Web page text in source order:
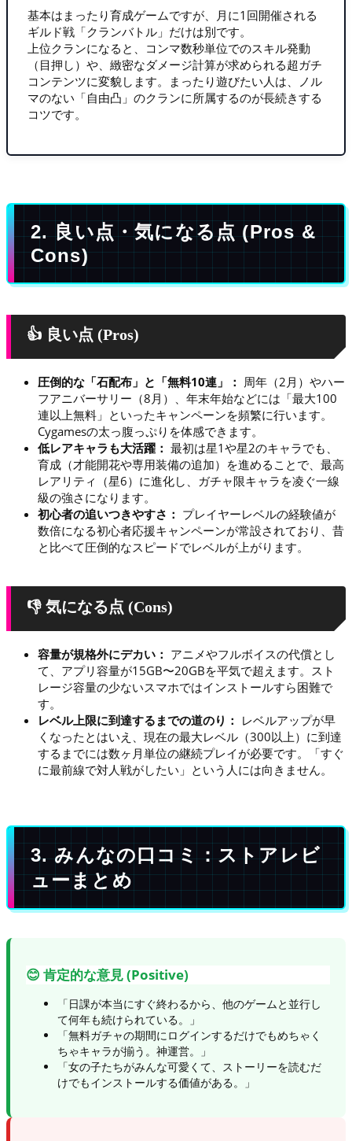
基本はまったり育成ゲームですが、月に1回開催される
ギルド戦「クランバトル」だけは別です。
上位クランになると、コンマ数秒単位でのスキル発動
（目押し）や、緻密なダメージ計算が求められる超ガチ
コンテンツに変貌します。まったり遊びたい人は、ノル
マのない「自由凸」のクランに所属するのが長続きする
コツです。
2. 良い点・気になる点 (Pros &
Cons)
👍 良い点 (Pros)
圧倒的な「石配布」と「無料10連」： 周年（2月）やハー
フアニバーサリー（8月）、年末年始などには「最大100
連以上無料」といったキャンペーンを頻繁に行います。
Cygamesの太っ腹っぷりを体感できます。
低レアキャラも大活躍： 最初は星1や星2のキャラでも、
育成（才能開花や専用装備の追加）を進めることで、最高
レアリティ（星6）に進化し、ガチャ限キャラを凌ぐ一線
級の強さになります。
初心者の追いつきやすさ： プレイヤーレベルの経験値が
数倍になる初心者応援キャンペーンが常設されており、昔
と比べて圧倒的なスピードでレベルが上がります。
👎 気になる点 (Cons)
容量が規格外にデカい： アニメやフルボイスの代償とし
て、アプリ容量が15GB〜20GBを平気で超えます。スト
レージ容量の少ないスマホではインストールすら困難で
す。
レベル上限に到達するまでの道のり： レベルアップが早
くなったとはいえ、現在の最大レベル（300以上）に到達
するまでには数ヶ月単位の継続プレイが必要です。「すぐ
に最前線で対人戦がしたい」という人には向きません。
3. みんなの口コミ：ストアレビ
ューまとめ
😊 肯定的な意見 (Positive)
「日課が本当にすぐ終わるから、他のゲームと並行し
て何年も続けられている。」
「無料ガチャの期間にログインするだけでもめちゃく
ちゃキャラが揃う。神運営。」
「女の子たちがみんな可愛くて、ストーリーを読むだ
けでもインストールする価値がある。」